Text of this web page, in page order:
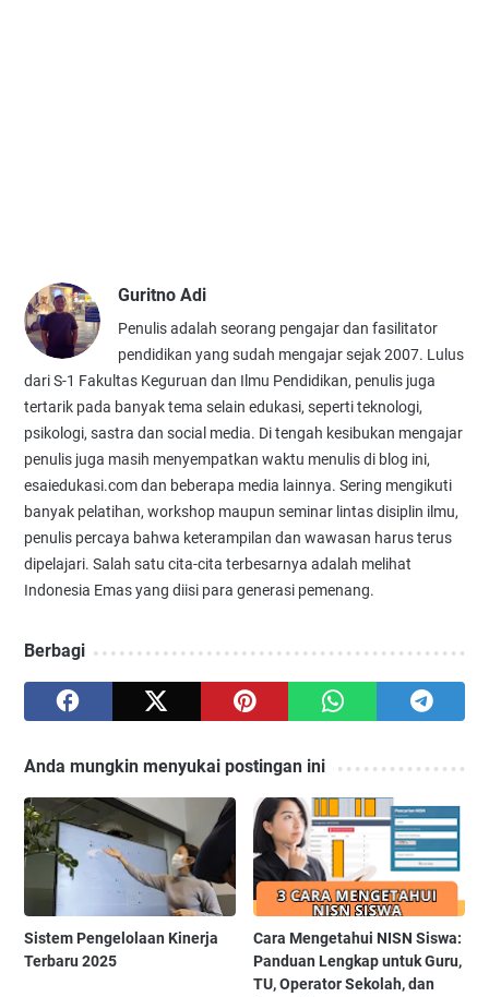
Guritno Adi
Penulis adalah seorang pengajar dan fasilitator
pendidikan yang sudah mengajar sejak 2007. Lulus
dari S-1 Fakultas Keguruan dan Ilmu Pendidikan, penulis juga
tertarik pada banyak tema selain edukasi, seperti teknologi,
psikologi, sastra dan social media. Di tengah kesibukan mengajar
penulis juga masih menyempatkan waktu menulis di blog ini,
esaiedukasi.com dan beberapa media lainnya. Sering mengikuti
banyak pelatihan, workshop maupun seminar lintas disiplin ilmu,
penulis percaya bahwa keterampilan dan wawasan harus terus
dipelajari. Salah satu cita-cita terbesarnya adalah melihat
Indonesia Emas yang diisi para generasi pemenang.
Berbagi
Anda mungkin menyukai postingan ini
Sistem Pengelolaan Kinerja
Terbaru 2025
Cara Mengetahui NISN Siswa:
Panduan Lengkap untuk Guru,
TU, Operator Sekolah, dan